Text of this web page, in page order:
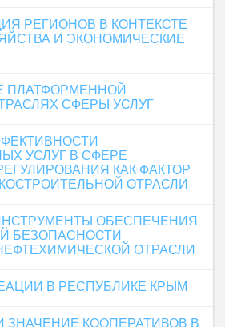
РЕГИОНОВ В КОНТЕКСТЕ
И ЭКОНОМИЧЕСКИЕ
ПЛАТФОРМЕННОЙ
СФЕРЫ УСЛУГ
УСЛУГ В СФЕРЕ
КАК ФАКТОР
ОТРАСЛИ
ОБЕСПЕЧЕНИЯ
БЕЗОПАСНОСТИ
ОТРАСЛИ
В РЕСПУБЛИКЕ КРЫМ
ЗНАЧЕНИЕ КООПЕРАТИВОВ В